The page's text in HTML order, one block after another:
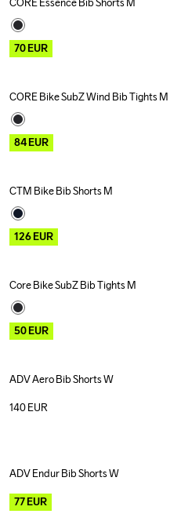
Outlet Recycled
70EUR
Outlet Recycled
CORE Bike SubZ Wind Bib Tights M
84EUR
Outlet
CTM Bike Bib Shorts M
126EUR
Outlet Recycled
Core Bike SubZ Bib Tights M
50EUR
ADV Aero Bib Shorts W
140EUR
Outlet
ADV Endur Bib Shorts W
77EUR